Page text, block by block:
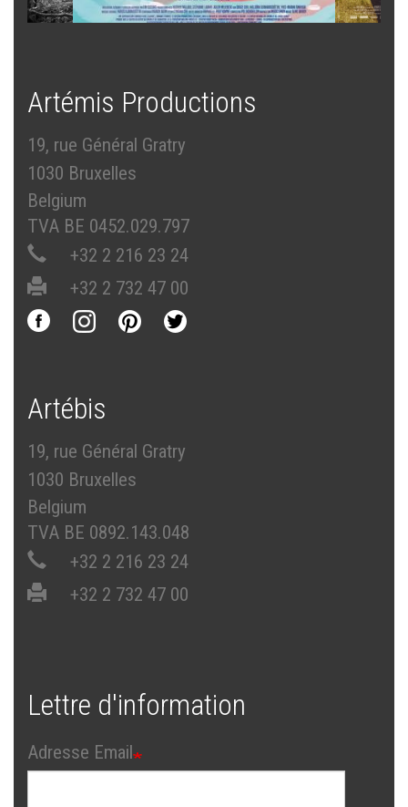
Artémis Productions
19, rue Général Gratry
1030 Bruxelles
Belgium
TVA BE 0452.029.797
+32 2 216 23 24
+32 2 732 47 00
Artébis
19, rue Général Gratry
1030 Bruxelles
Belgium
TVA BE 0892.143.048
+32 2 216 23 24
+32 2 732 47 00
Lettre d'information
Adresse Email